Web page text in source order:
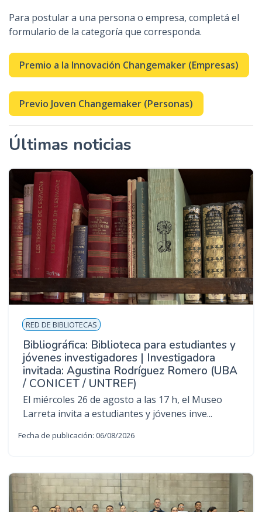
Para postular a una persona o empresa, completá el
formulario de la categoría que corresponda.
Premio a la Innovación Changemaker (Empresas)
Previo Joven Changemaker (Personas)
Últimas noticias
RED DE BIBLIOTECAS
Bibliográfica: Biblioteca para estudiantes y
jóvenes investigadores | Investigadora
invitada: Agustina Rodríguez Romero (UBA
/ CONICET / UNTREF)
El miércoles 26 de agosto a las 17 h, el Museo
Larreta invita a estudiantes y jóvenes inve...
Fecha de publicación: 06/08/2026